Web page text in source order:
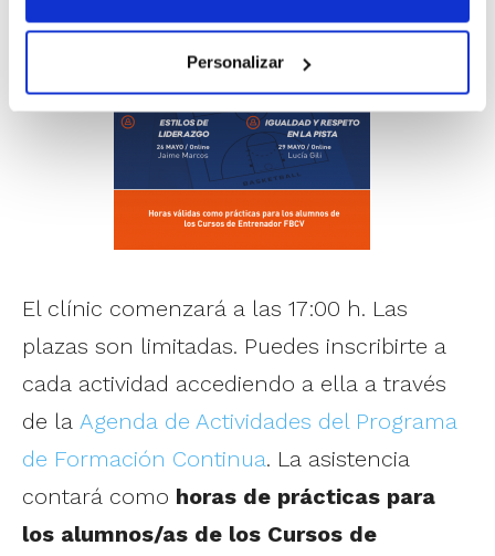
Personalizar
El clínic comenzará a las 17:00 h. Las
plazas son limitadas. Puedes inscribirte a
cada actividad accediendo a ella a través
de la Agenda de Actividades del Programa
de Formación Continua. La asistencia
contará como horas de prácticas para
los alumnos/as de los Cursos de